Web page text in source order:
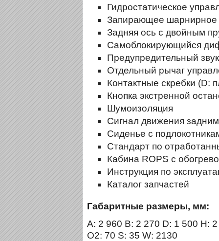
Гидростатическое
Запирающее шарнирное
Задняя ось с двойным
Самоблокирующийся
Предупредительный
Отдельный рычаг
Контактные скребки (D:
Кнопка экстренной
Шумоизоляция
Сигнал движения
Сиденье с
Стандарт по
Кабина ROPS с
Инструкция по
Каталог запчастей
Габаритные размеры, мм:
A: 2 960 B: 2 270 D: 1 500 H:
O2: 70 S: 35 W: 2130